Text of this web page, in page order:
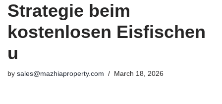
Strategie beim
kostenlosen Eisfischen
u
by sales@mazhiaproperty.com March 18, 2026